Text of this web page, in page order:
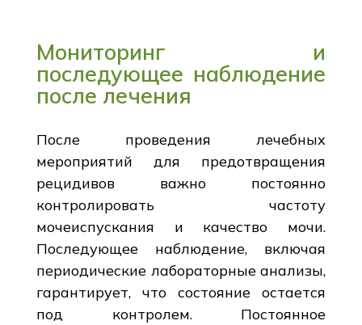
Мониторинг и
последующее наблюдение
после лечения
После проведения лечебных
мероприятий для предотвращения
рецидивов важно постоянно
контролировать частоту
мочеиспускания и качество мочи.
Последующее наблюдение, включая
периодические лабораторные анализы,
гарантирует, что состояние остается
под контролем. Постоянное